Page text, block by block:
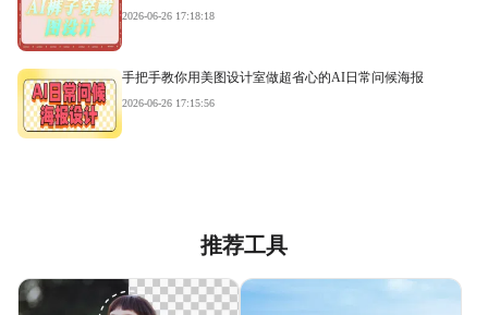
2026-06-26 17:18:18
手把手教你用美图设计室做超省心的AI日常问候海报
2026-06-26 17:15:56
推荐工具